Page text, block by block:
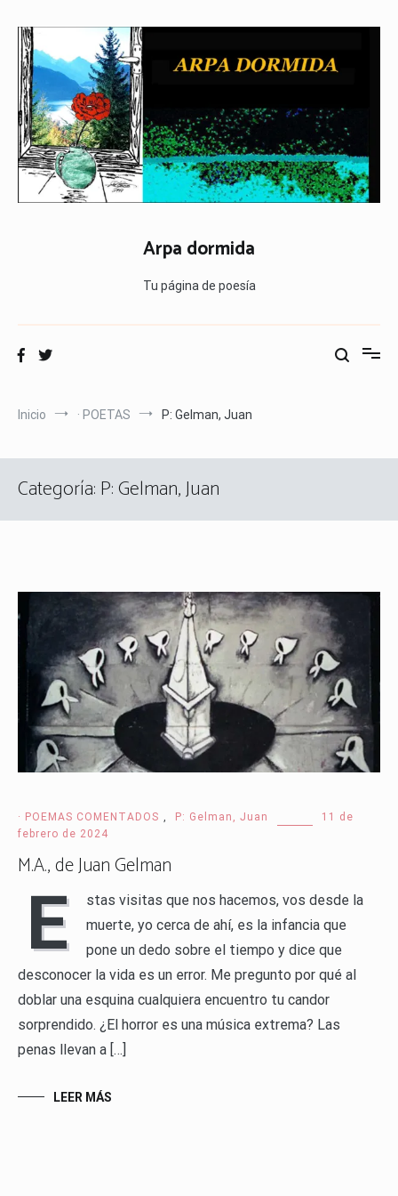
contenido
Arpa dormida
Tu página de poesía
Inicio · POETAS P: Gelman, Juan
Categoría:P: Gelman, Juan
· POEMAS COMENTADOS , P: Gelman, Juan
11 de
febrero de 2024
M.A., de Juan Gelman
E
stas visitas que nos hacemos, vos desde la
muerte, yo cerca de ahí, es la infancia que
pone un dedo sobre el tiempo y dice que
desconocer la vida es un error. Me pregunto por qué al
doblar una esquina cualquiera encuentro tu candor
sorprendido. ¿El horror es una música extrema? Las
penas llevan a […]
LEER MÁS